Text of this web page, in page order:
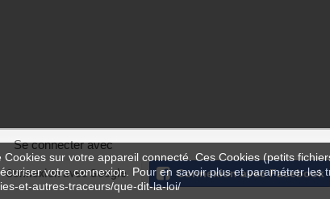
sur votre appareil connecté. Ces Cookies (petits
votre connexion. Pour en savoir plus et paramétrer les
et-autres-traceurs/que-dit-la-loi/
Se connecter avec
Connexion avec Google Connexion avec Facebook